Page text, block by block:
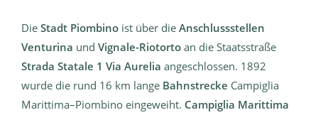
Die Stadt Piombino ist über die Anschlussstellen
Venturina und Vignale-Riotorto an die Staatsstraße
Strada Statale 1 Via Aurelia angeschlossen. 1892
wurde die rund 16 km lange Bahnstrecke Campiglia
Marittima–Piombino eingeweiht. Campiglia Marittima